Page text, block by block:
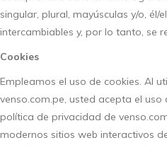
singular, plural, mayúsculas y/o, él/
intercambiables y, por lo tanto, se
Cookies
Empleamos el uso de cookies. Al
venso.com.pe, usted acepta el
política de privacidad de
modernos sitios web interactivos